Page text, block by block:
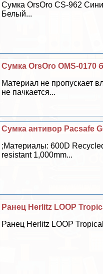
Сумка OrsOro CS-962
Белый...
Сумка OrsOro OMS-0170
Материал не пропускает
не пачкается...
Сумка антивор Pacsafe
;Материалы: 600D
resistant 1,000mm...
Ранец Herlitz LOOP
Ранец Herlitz LOOP